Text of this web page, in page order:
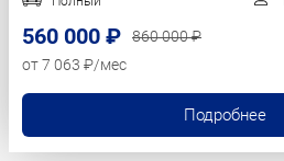
560 000 ₽
860 000 ₽
от 7 063 ₽/мес
Подробнее